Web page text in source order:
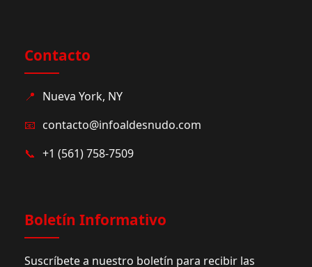
Contacto
📍 Nueva York, NY
📧 contacto@infoaldesnudo.com
📞 +1 (561) 758-7509
Boletín Informativo
Suscríbete a nuestro boletín para recibir las